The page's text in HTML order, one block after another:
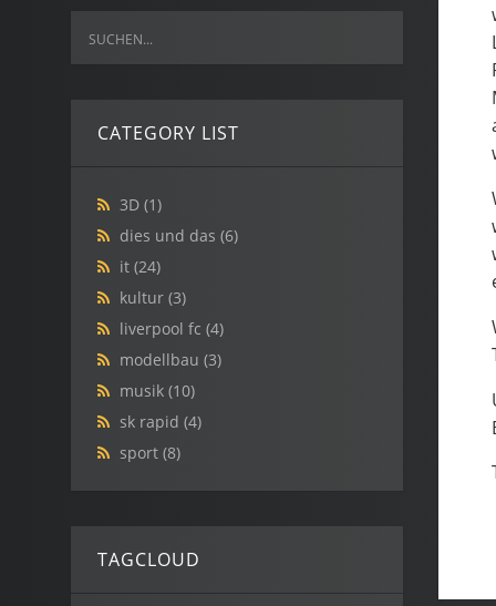
CATEGORY LIST
3D (1)
dies und das (6)
it (24)
kultur (3)
liverpool fc (4)
modellbau (3)
musik (10)
sk rapid (4)
sport (8)
TAGCLOUD